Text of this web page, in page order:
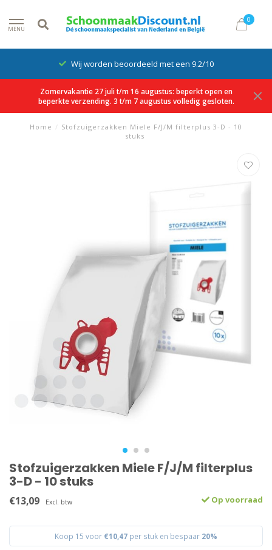
MENU
0
Wij worden beoordeeld met een 9.2/10
Zomervakantie 27 juli t/m 16 augustus: beperkt open en
beperkte verzending. 3 t/m 7 augustus volledig gesloten.
Home / Stofzuigerzakken Miele F/J/M filterplus 3-D - 10
stuks
Stofzuigerzakken Miele F/J/M filterplus
3-D - 10 stuks
€13,09 Excl. btw Op voorraad
Koop 15 voor €10,47 per stuk en bespaar 20%